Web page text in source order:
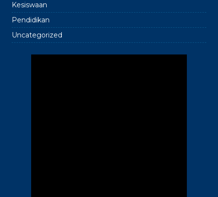
Kesiswaan
Pendidikan
Uncategorized